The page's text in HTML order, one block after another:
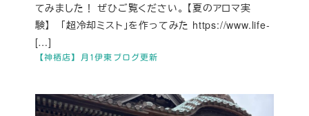
【神栖店】月1伊東ブログ更新
てみました！ ぜひご覧ください。 【夏のアロマ実
験】 「超冷却ミスト」を作ってみた https://www.life-
[…]